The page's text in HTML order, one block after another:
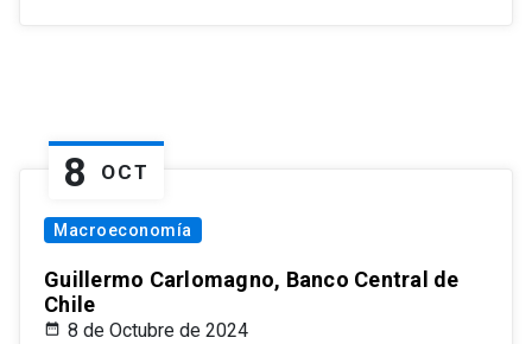
8 OCT
Macroeconomía
Guillermo Carlomagno, Banco Central de
Chile
8 de Octubre de 2024